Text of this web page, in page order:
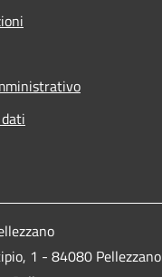
1 - 84080 Pellezzano